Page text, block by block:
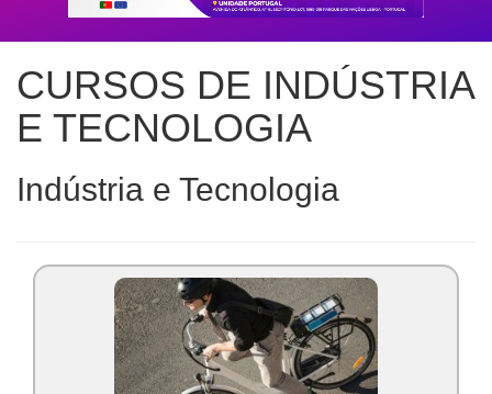
CURSOS DE INDÚSTRIA
E TECNOLOGIA
Indústria e Tecnologia